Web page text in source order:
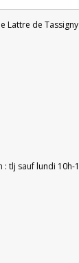
Lattre de Tassigny
: tlj sauf lundi 10h-